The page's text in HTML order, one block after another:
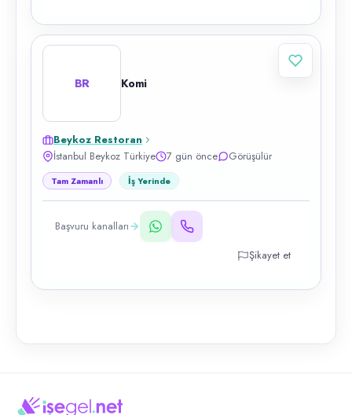
BR Komi
Beykoz Restoran
İstanbul Beykoz Türkiye
7 gün önce Görüşülür
Tam Zamanlı İş Yerinde
Başvuru kanalları
Şikayet et